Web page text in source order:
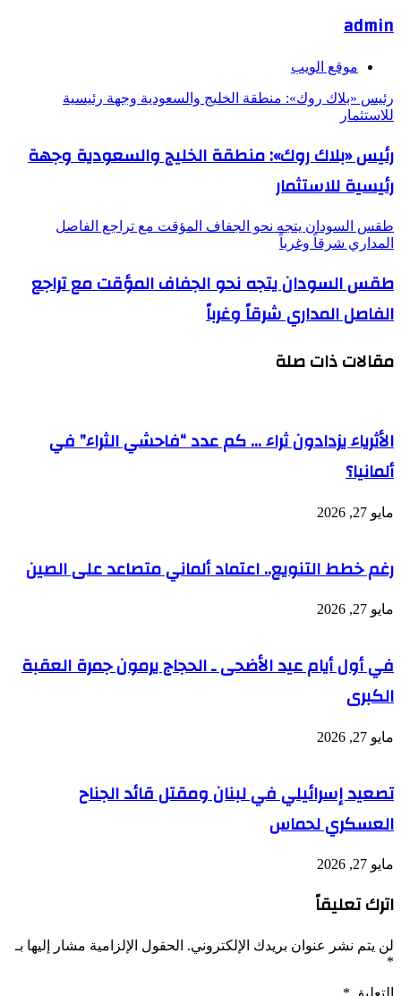
admin
موقع الويب
رئيس «بلاك روك»: منطقة الخليج والسعودية وجهة رئيسية
للاستثمار
رئيس «بلاك روك»: منطقة الخليج والسعودية وجهة
رئيسية للاستثمار
طقس السودان يتجه نحو الجفاف المؤقت مع تراجع الفاصل
المداري شرقاً وغرباً
طقس السودان يتجه نحو الجفاف المؤقت مع تراجع
الفاصل المداري شرقاً وغرباً
مقالات ذات صلة
الأثرياء يزدادون ثراء … كم عدد “فاحشي الثراء” في
ألمانيا؟
مايو 27, 2026
رغم خطط التنويع.. اعتماد ألماني متصاعد على الصين
مايو 27, 2026
في أول أيام عيد الأضحى ـ الحجاج يرمون جمرة العقبة
الكبرى
مايو 27, 2026
تصعيد إسرائيلي في لبنان ومقتل قائد الجناح
العسكري لحماس
مايو 27, 2026
اترك تعليقاً
لن يتم نشر عنوان بريدك الإلكتروني. الحقول الإلزامية مشار إليها بـ
*
التعليق *